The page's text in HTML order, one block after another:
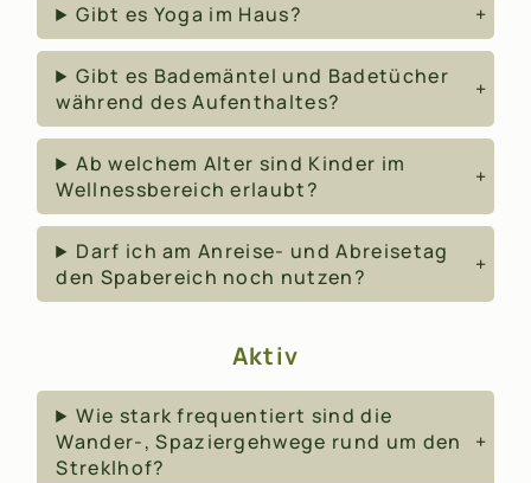
Gibt es Yoga im Haus?
Gibt es Bademäntel und Badetücher
während des Aufenthaltes?
Ab welchem Alter sind Kinder im
Wellnessbereich erlaubt?
Darf ich am Anreise- und Abreisetag
den Spabereich noch nutzen?
Aktiv
Wie stark frequentiert sind die
Wander-, Spaziergehwege rund um den
Streklhof?